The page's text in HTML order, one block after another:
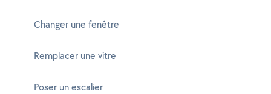
Changer une fenêtre
Remplacer une vitre
Poser un escalier